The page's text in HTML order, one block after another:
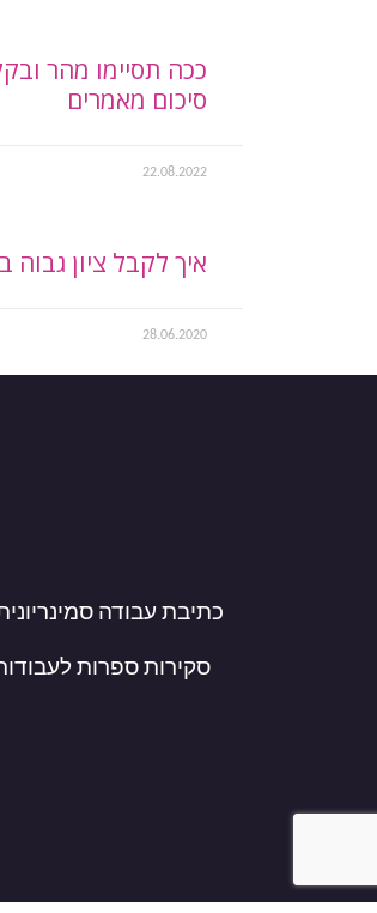
ככה תסיימו מהר
סיכום מאמרים
22.08.2022
איך לקבל ציון גבוה
28.06.2020
כתיבת עבודה
סקירות ספרות